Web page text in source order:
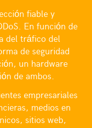
fiable y
En función de
del tráfico del
de seguridad
un hardware
de ambos.
empresariales
medios en
sitios web,